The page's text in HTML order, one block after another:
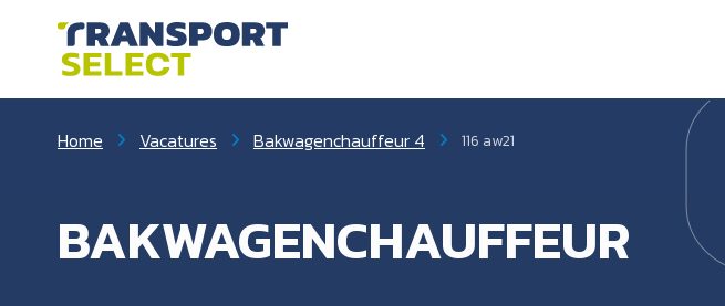
Home Vacatures Bakwagenchauffeur 4 116 aw21
BAKWAGENCHAUFFEUR